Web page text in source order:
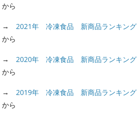
から
→ 2021年 冷凍食品 新商品ランキング
から
→ 2020年 冷凍食品 新商品ランキング
から
→ 2019年 冷凍食品 新商品ランキング
から